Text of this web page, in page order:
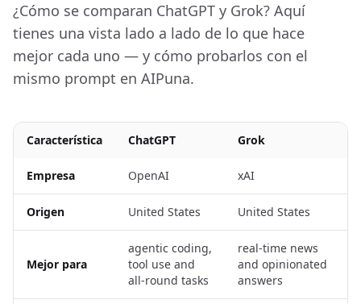
¿Cómo se comparan ChatGPT y Grok? Aquí
tienes una vista lado a lado de lo que hace
mejor cada uno — y cómo probarlos con el
mismo prompt en AIPuna.
Característica ChatGPT Grok
Empresa OpenAI xAI
Origen United States United States
Mejor para
agentic coding,
tool use and
all-round tasks
real-time news
and opinionated
answers